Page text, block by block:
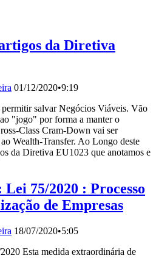
da Diretiva
01/12/2020•9:19
salvar Negócios Viáveis. Vão
"jogo" por forma a manter o
Class Cram-Down vai ser
Wealth-Transfer. Ao Longo deste
da Diretiva EU1023 que anotamos e
75/2020 : Processo
de Empresas
18/07/2020•5:05
Esta medida extraordinária de